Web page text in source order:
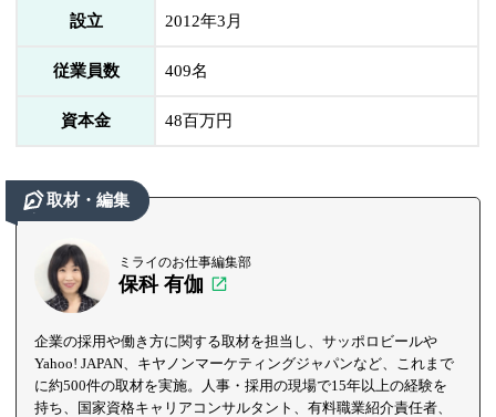
設立 2012年3月
従業員数 409名
資本金 48百万円
取材・編集
ミライのお仕事編集部
保科 有伽
企業の採用や働き方に関する取材を担当し、サッポロビールや
Yahoo! JAPAN、キヤノンマーケティングジャパンなど、これまで
に約500件の取材を実施。人事・採用の現場で15年以上の経験を
持ち、国家資格キャリアコンサルタント、有料職業紹介責任者、